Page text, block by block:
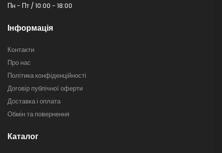
Пн - Пт / 10:00 - 18:00
Інформація
Контакти
Про нас
Політика конфіденційності
Договір публічної оферти
Доставка і оплата
Обмін та повернення
Каталог